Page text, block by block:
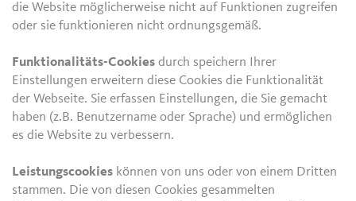
die Website möglicherweise nicht auf Funktionen zugreifen
oder sie funktionieren nicht ordnungsgemäß.
Funktionalitäts-Cookies durch speichern Ihrer
Einstellungen erweitern diese Cookies die Funktionalität
der Webseite. Sie erfassen Einstellungen, die Sie gemacht
haben (z.B. Benutzername oder Sprache) und ermöglichen
es die Website zu verbessern.
Leistungscookies können von uns oder von einem Dritten
stammen. Die von diesen Cookies gesammelten